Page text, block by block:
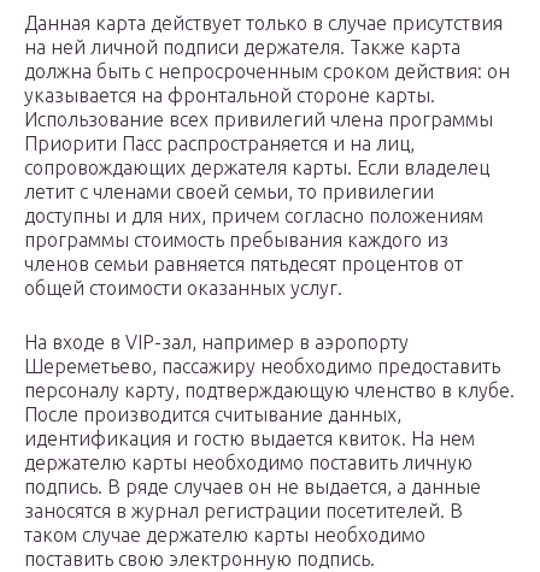
Данная карта действует только в случае присутствия
на ней личной подписи держателя. Также карта
должна быть с непросроченным сроком действия: он
указывается на фронтальной стороне карты.
Использование всех привилегий члена программы
Приорити Пасс распространяется и на лиц,
сопровождающих держателя карты. Если владелец
летит с членами своей семьи, то привилегии
доступны и для них, причем согласно положениям
программы стоимость пребывания каждого из
членов семьи равняется пятьдесят процентов от
общей стоимости оказанных услуг.
На входе в VIP-зал, например в аэропорту
Шереметьево, пассажиру необходимо предоставить
персоналу карту, подтверждающую членство в клубе.
После производится считывание данных,
идентификация и гостю выдается квиток. На нем
держателю карты необходимо поставить личную
подпись. В ряде случаев он не выдается, а данные
заносятся в журнал регистрации посетителей. В
таком случае держателю карты необходимо
поставить свою электронную подпись.